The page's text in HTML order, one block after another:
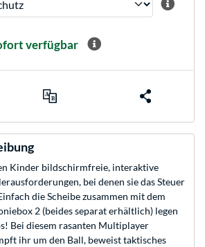
verfügbar
Kinder bildschirmfreie, interaktive
bei denen sie das Steuer
die Scheibe zusammen mit dem
2 (beides separat erhältlich) legen
Bei diesem rasanten Multiplayer
ihr um den Ball, beweist taktisches